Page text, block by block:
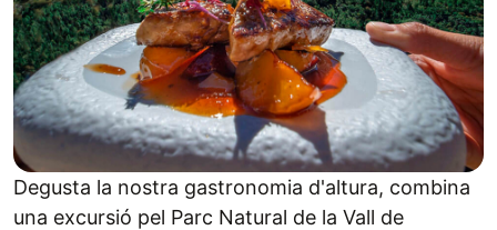
Degusta la nostra gastronomia d'altura, combina
una excursió pel Parc Natural de la Vall de